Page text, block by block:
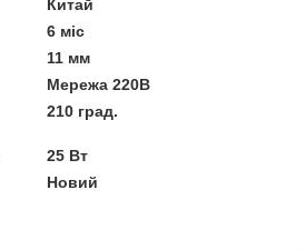
Китай
6 міс
11 мм
Мережа 220В
210 град.
25 Вт
Новий